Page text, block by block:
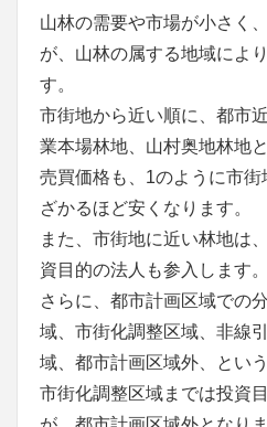
山林の需要や市場が小さく
が、山林の属する地域によ
す。
市街地から近い順に、都市
業本場林地、山村奥地林地
売買価格も、1のように市
ざかるほど安くなります。
また、市街地に近い林地は
資目的の法人も参入します。
さらに、都市計画区域での
域、市街化調整区域、非線
域、都市計画区域外、とい
市街化調整区域までは投資